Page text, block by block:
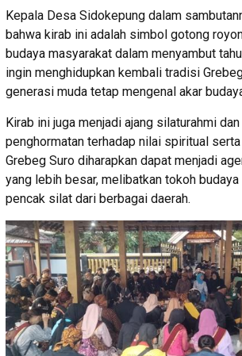
Kepala Desa Sidokepung dalam
bahwa kirab ini adalah simbol gotong
budaya masyarakat dalam menyambut
ingin menghidupkan kembali tradisi
generasi muda tetap mengenal akar
Kirab ini juga menjadi ajang silaturahmi
penghormatan terhadap nilai spiritual
Grebeg Suro diharapkan dapat menjadi
yang lebih besar, melibatkan tokoh
pencak silat dari berbagai daerah.